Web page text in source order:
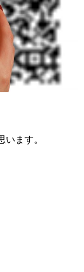
ます。